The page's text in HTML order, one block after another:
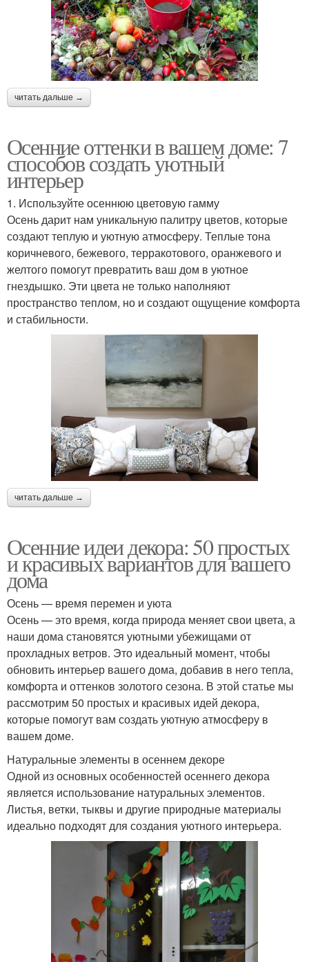
читать дальше →
Осенние оттенки в вашем доме: 7
способов создать уютный
интерьер
1. Используйте осеннюю цветовую гамму
Осень дарит нам уникальную палитру цветов, которые
создают теплую и уютную атмосферу. Теплые тона
коричневого, бежевого, терракотового, оранжевого и
желтого помогут превратить ваш дом в уютное
гнездышко. Эти цвета не только наполняют
пространство теплом, но и создают ощущение комфорта
и стабильности.
читать дальше →
Осенние идеи декора: 50 простых
и красивых вариантов для вашего
дома
Осень — время перемен и уюта
Осень — это время, когда природа меняет свои цвета, а
наши дома становятся уютными убежищами от
прохладных ветров. Это идеальный момент, чтобы
обновить интерьер вашего дома, добавив в него тепла,
комфорта и оттенков золотого сезона. В этой статье мы
рассмотрим 50 простых и красивых идей декора,
которые помогут вам создать уютную атмосферу в
вашем доме.
Натуральные элементы в осеннем декоре
Одной из основных особенностей осеннего декора
является использование натуральных элементов.
Листья, ветки, тыквы и другие природные материалы
идеально подходят для создания уютного интерьера.